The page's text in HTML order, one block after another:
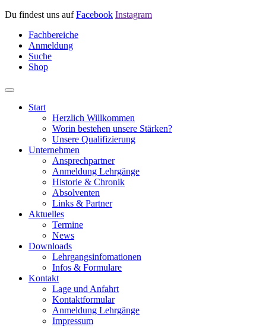
Du findest uns aufFacebook Instagram
Fachbereiche
Anmeldung
Suche
Shop
Start
Herzlich Willkommen
Worin bestehen unsere Stärken?
Unsere Qualifizierung
Unternehmen
Ansprechpartner
Anmeldung Lehrgänge
Historie & Chronik
Absolventen
Links & Partner
Aktuelles
Termine
News
Downloads
Lehrgangsinfomationen
Infos & Formulare
Kontakt
Lage und Anfahrt
Kontaktformular
Anmeldung Lehrgänge
Impressum